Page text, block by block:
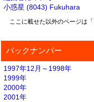
小惑星 (8043) Fukuhara
ここに載せた以外のページは「
バックナンバー
1997年12月～1998年
1999年
2000年
2001年